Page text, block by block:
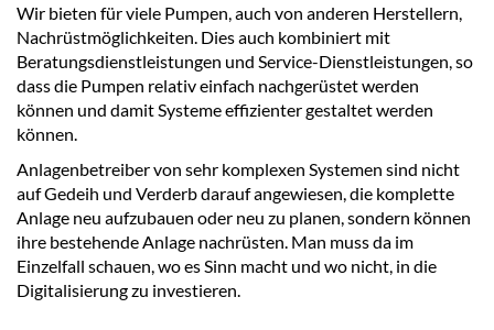
Wir bieten für viele Pumpen, auch von anderen Herstellern,
Nachrüstmöglichkeiten. Dies auch kombiniert mit
Beratungsdienstleistungen und Service-Dienstleistungen, so
dass die Pumpen relativ einfach nachgerüstet werden
können und damit Systeme effizienter gestaltet werden
können.
Anlagenbetreiber von sehr komplexen Systemen sind nicht
auf Gedeih und Verderb darauf angewiesen, die komplette
Anlage neu aufzubauen oder neu zu planen, sondern können
ihre bestehende Anlage nachrüsten. Man muss da im
Einzelfall schauen, wo es Sinn macht und wo nicht, in die
Digitalisierung zu investieren.